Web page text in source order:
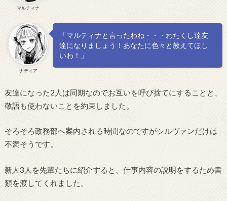
マルティナ
ナディア
「マルティナと言ったわね・・・わたくし達友
達になりましょう！あなたに色々と教えてほし
いわ！」
友達になった2人は同期なのでお互いを呼び捨てにすることと、
敬語も使わないことを約束しました。
そろそろ政務部へ案内される時間なのですがシルヴァンだけは
不満そうです。
新人3人を先輩たちに紹介すると、仕事内容の説明をするため書
類を渡してくれました。